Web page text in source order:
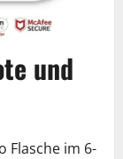
und
Flasche im 6-